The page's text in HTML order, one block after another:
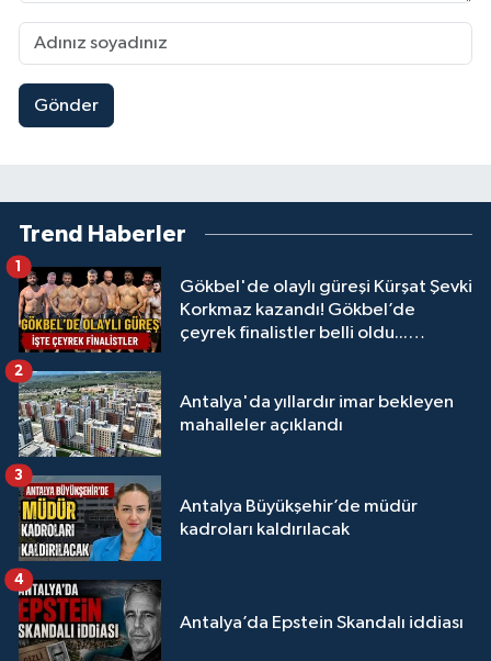
Gönder
Trend Haberler
Gökbel'de olaylı güreşi Kürşat Şevki
Korkmaz kazandı! Gökbel’de
çeyrek finalistler belli oldu...
1
Antalya'da yıllardır imar bekleyen
mahalleler açıklandı
2
Antalya Büyükşehir’de müdür
kadroları kaldırılacak
3
Antalya’da Epstein Skandalı iddiası
4